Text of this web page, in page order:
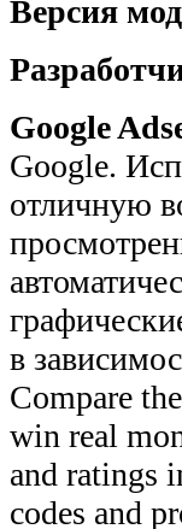
Версия
Google
Google.
отличную
в
Compare the
win real
and ratings
codes and